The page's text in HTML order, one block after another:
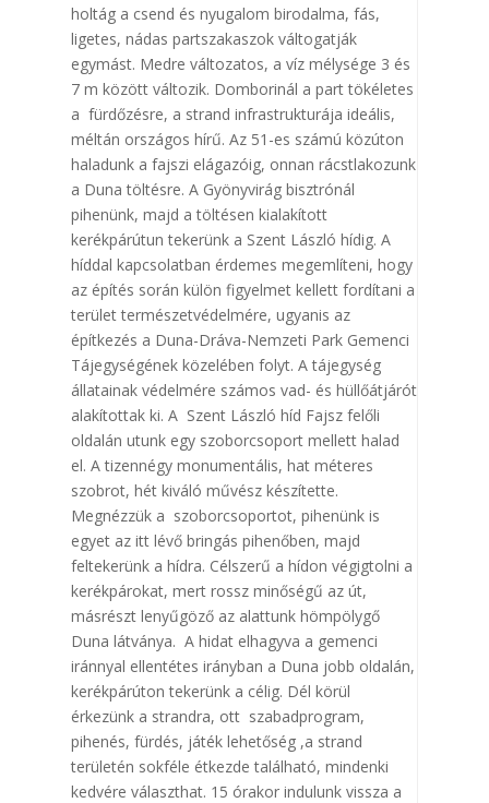
holtág a csend és nyugalom birodalma, fás,
ligetes, nádas partszakaszok váltogatják
egymást. Medre változatos, a víz mélysége 3 és
7 m között változik. Domborinál a part tökéletes
a fürdőzésre, a strand infrastrukturája ideális,
méltán országos hírű. Az 51-es számú közúton
haladunk a fajszi elágazóig, onnan rácstlakozunk
a Duna töltésre. A Gyönyvirág bisztrónál
pihenünk, majd a töltésen kialakított
kerékpárútun tekerünk a Szent László hídig. A
híddal kapcsolatban érdemes megemlíteni, hogy
az építés során külön figyelmet kellett fordítani a
terület természetvédelmére, ugyanis az
építkezés a Duna-Dráva-Nemzeti Park Gemenci
Tájegységének közelében folyt. A tájegység
állatainak védelmére számos vad- és hüllőátjárót
alakítottak ki. A Szent László híd Fajsz felőli
oldalán utunk egy szoborcsoport mellett halad
el. A tizennégy monumentális, hat méteres
szobrot, hét kiváló művész készítette.
Megnézzük a szoborcsoportot, pihenünk is
egyet az itt lévő bringás pihenőben, majd
feltekerünk a hídra. Célszerű a hídon végigtolni a
kerékpárokat, mert rossz minőségű az út,
másrészt lenyűgöző az alattunk hömpölygő
Duna látványa. A hidat elhagyva a gemenci
iránnyal ellentétes irányban a Duna jobb oldalán,
kerékpárúton tekerünk a célig. Dél körül
érkezünk a strandra, ott szabadprogram,
pihenés, fürdés, játék lehetőség ,a strand
területén sokféle étkezde található, mindenki
kedvére választhat. 15 órakor indulunk vissza a